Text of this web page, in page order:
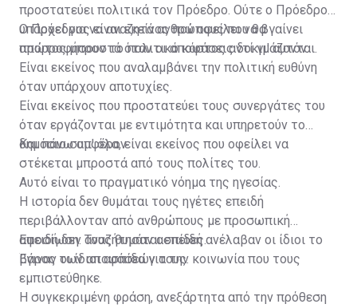
προστατεύει πολιτικά τον Πρόεδρο. Ούτε ο Πρόεδρος
υπάρχει για να αναζητά ανθρώπους που θα
απορροφήσουν το πολιτικό κόστος αντί γι' αυτόν.
Ο Πρόεδρος είναι εκείνος που οφείλει να βγαίνει
πρώτος μπροστά όταν οι αποφάσεις δοκιμάζονται.
Είναι εκείνος που αναλαμβάνει την πολιτική ευθύνη
όταν υπάρχουν αποτυχίες.
Είναι εκείνος που προστατεύει τους συνεργάτες του
όταν εργάζονται με εντιμότητα και υπηρετούν το
δημόσιο συμφέρον.
Και πάνω απ' όλα, είναι εκείνος που οφείλει να
στέκεται μπροστά από τους πολίτες του.
Αυτό είναι το πραγματικό νόημα της ηγεσίας.
Η ιστορία δεν θυμάται τους ηγέτες επειδή
περιβάλλονταν από ανθρώπους με προσωπική
αφοσίωση. Τους θυμάται επειδή ανέλαβαν οι ίδιοι το
βάρος των αποφάσεών τους.
Επειδή δεν αναζήτησαν ασπίδες.
Έγιναν οι ίδιοι ασπίδα για την κοινωνία που τους
εμπιστεύθηκε.
Η συγκεκριμένη φράση, ανεξάρτητα από την πρόθεση